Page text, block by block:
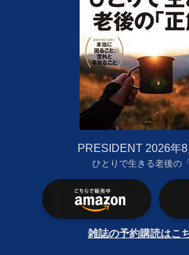
PRESIDENT 2026年
ひとりで生きる老後の
雑誌の予約購読はこ